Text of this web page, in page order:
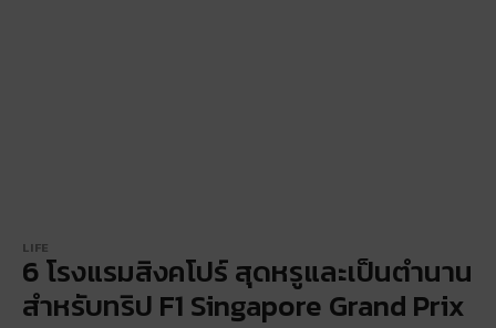
LIFE
6 โรงแรมสิงคโปร์ สุดหรูและเป็นตำนาน
สำหรับทริป F1 Singapore Grand Prix